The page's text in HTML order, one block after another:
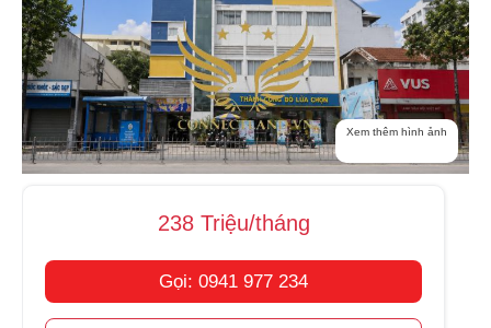
Xem thêm hình ảnh
238 Triệu/tháng
Gọi: 0941 977 234